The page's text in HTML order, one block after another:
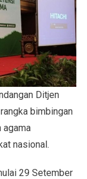
Ditjen
bimbingan
agama
nasional.
29 Setember